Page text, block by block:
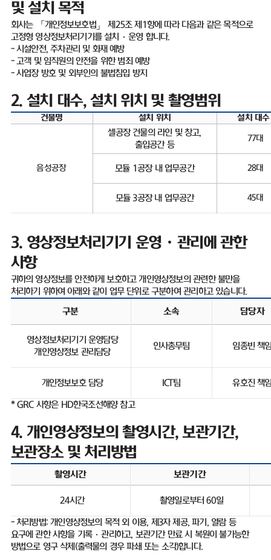
및 설치 목적
회사는 「개인정보보호법」 제 25조 제 1항에 따라 다음과 같은 목적으로
고정형 영상정보처리기기를 설치
· 운영 합니다.
-시설안전,주차관리 및 화재 예방
-고객 및 임직원의 안전을 위한 범죄 예방
-사업장 방호 및 외부인의 불법침입 방지
2. 설치 대수,설치 위치 및 촬영범위
건물명 설치 위치 설치 대수
음성공장
셀공장 건물의 라인 및 창고,
출입공간 등
77대
모듈 1공장 내 업무공간 28대
모듈3공장 내 업무공간 45대
3. 영상정보처리기기 운영ㆍ관리에 관한
사항
귀하의 영상정보를 안전하게 보호하고 개인영상정보의 관련한 불만을
처리하기 위하여 아래와 같이 업무 단위로 구분하여 관리하고 있습니다.
구분 소속 담당자
영상정보처리기기 운영담당
개인영상정보 관리담당
인사총무팀 임종빈 책
개인정보보호 담당 ICT팀 유호진 책
* GRC 사항은HD한국조선해양 참고
4. 개인영상정보의 촬영시간, 보관기간,
보관장소 및 처리방법
촬영시간 보관기간
24시간 촬영일로부터60일
-처리방법:개인영상정보의 목적 외 이용, 제 3자 제공,파기 , 열람 등
요구에 관한 사항을 기록·관리하고, 보관기간 만료 시 복원이 불가능한
방법으로 영구 삭제 (출력물의 경우 파쇄 또는 소각)합니다.